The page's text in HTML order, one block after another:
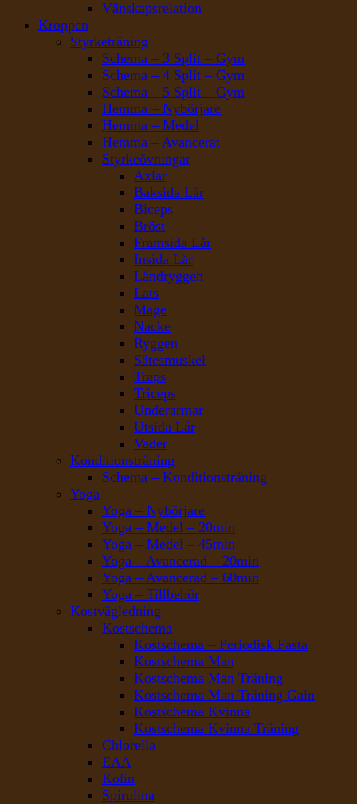
Vänskapsrelation
Kroppen
Styrketräning
Schema – 3 Split – Gym
Schema – 4 Split – Gym
Schema – 5 Split – Gym
Hemma – Nybörjare
Hemma – Medel
Hemma – Avancerat
Styrkeövningar
Axlar
Baksida Lår
Biceps
Bröst
Framsida Lår
Insida Lår
Ländryggen
Lats
Mage
Nacke
Ryggen
Sätesmuskel
Traps
Triceps
Underarmar
Utsida Lår
Vader
Konditionsträning
Schema – Konditionsträning
Yoga
Yoga – Nybörjare
Yoga – Medel – 20min
Yoga – Medel – 45min
Yoga – Avancerad – 20min
Yoga – Avancerad – 60min
Yoga – Tillbehör
Kostvägledning
Kostschema
Kostschema – Periodisk Fasta
Kostschema Man
Kostschema Man Träning
Kostschema Man Träning Gain
Kostschema Kvinna
Kostschema Kvinna Träning
Chlorella
EAA
Kolin
Spirulina